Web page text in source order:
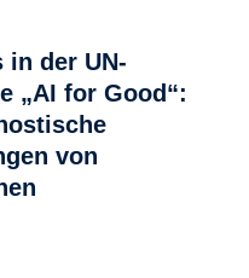
der UN-
„AI for Good“:
von